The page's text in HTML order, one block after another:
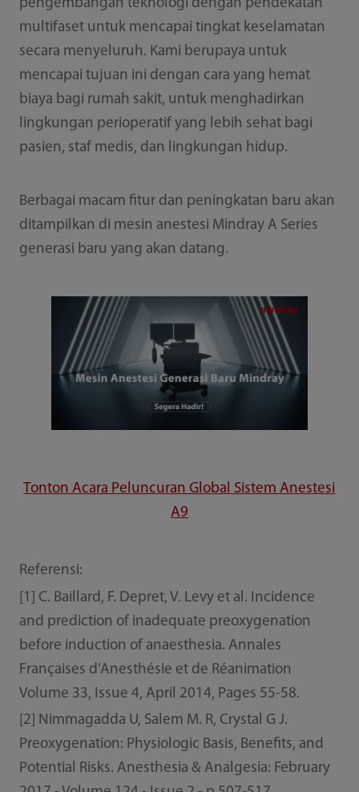
pengembangan teknologi dengan pendekatan
multifaset untuk mencapai tingkat keselamatan
secara menyeluruh. Kami berupaya untuk
mencapai tujuan ini dengan cara yang hemat
biaya bagi rumah sakit, untuk menghadirkan
lingkungan perioperatif yang lebih sehat bagi
pasien, staf medis, dan lingkungan hidup.
Berbagai macam fitur dan peningkatan baru akan
ditampilkan di mesin anestesi Mindray A Series
generasi baru yang akan datang.
Tonton Acara Peluncuran Global Sistem Anestesi
A9
Referensi:
[1] C. Baillard, F. Depret, V. Levy et al. Incidence
and prediction of inadequate preoxygenation
before induction of anaesthesia. Annales
Françaises d'Anesthésie et de Réanimation
Volume 33, Issue 4, April 2014, Pages 55-58.
[2] Nimmagadda U, Salem M. R, Crystal G J.
Preoxygenation: Physiologic Basis, Benefits, and
Potential Risks. Anesthesia & Analgesia: February